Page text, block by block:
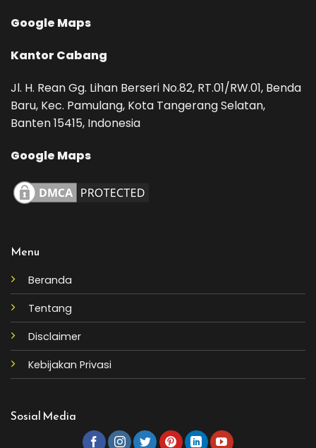
Google Maps
Kantor Cabang
Jl. H. Rean Gg. Lihan Berseri No.82, RT.01/RW.01, Benda
Baru, Kec. Pamulang, Kota Tangerang Selatan,
Banten 15415, Indonesia
Google Maps
Menu
Beranda
Tentang
Disclaimer
Kebijakan Privasi
Sosial Media